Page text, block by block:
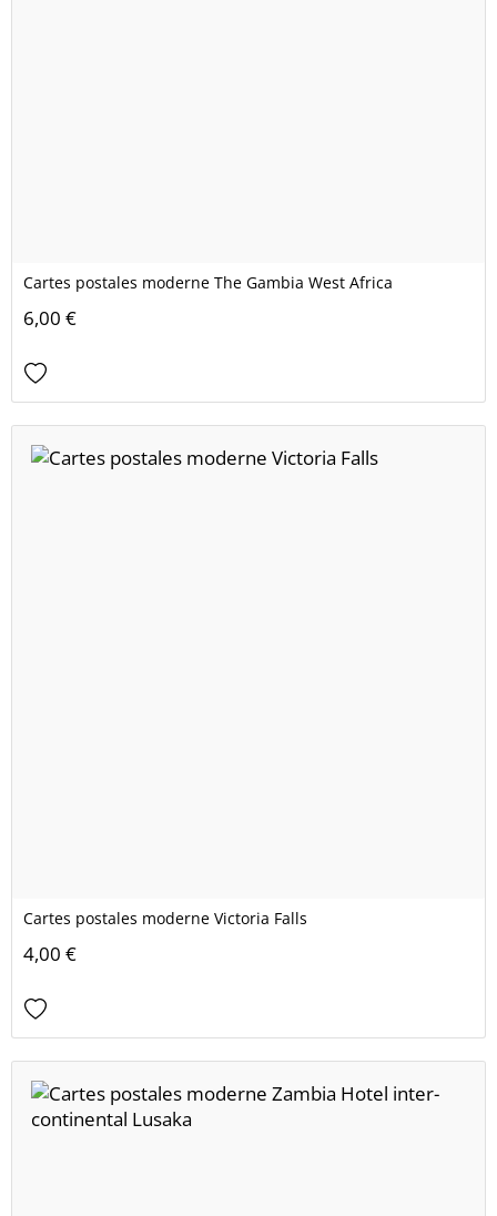
Cartes postales moderne The Gambia West Africa
6,00 €
Cartes postales moderne Victoria Falls
4,00 €